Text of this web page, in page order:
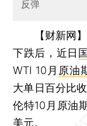
反弹
【财新网
下跌后，近日
WTI 10月 原油
大单日百分比
伦特10月原油
美元。